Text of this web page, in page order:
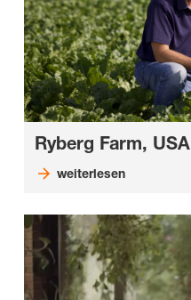
Ryberg Farm, USA
weiterlesen